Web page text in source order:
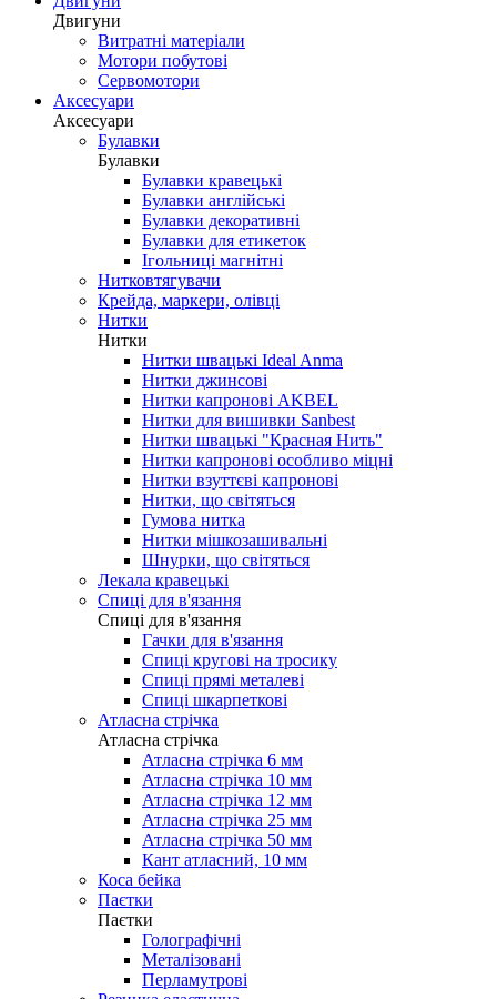
Двигуни
Витратні матеріали
Мотори побутові
Сервомотори
Аксесуари
Аксесуари
Булавки
Булавки
Булавки кравецькі
Булавки англійські
Булавки декоративні
Булавки для етикеток
Ігольниці магнітні
Нитковтягувачи
Крейда, маркери, олівці
Нитки
Нитки
Нитки швацькі Ideal Anma
Нитки джинсові
Нитки капронові AKBEL
Нитки для вишивки Sanbest
Нитки швацькі "Красная Нить"
Нитки капронові особливо міцні
Нитки взуттєві капронові
Нитки, що світяться
Гумова нитка
Нитки мішкозашивальні
Шнурки, що світяться
Лекала кравецькі
Cпиці для в'язання
Cпиці для в'язання
Гачки для в'язання
Спиці кругові на тросику
Спиці прямі металеві
Спиці шкарпеткові
Атласна стрічка
Атласна стрічка
Атласна стрічка 6 мм
Атласна стрічка 10 мм
Атласна стрічка 12 мм
Атласна стрічка 25 мм
Атласна стрічка 50 мм
Кант атласний, 10 мм
Коса бейка
Паєтки
Паєтки
Голографічні
Металізовані
Перламутрові